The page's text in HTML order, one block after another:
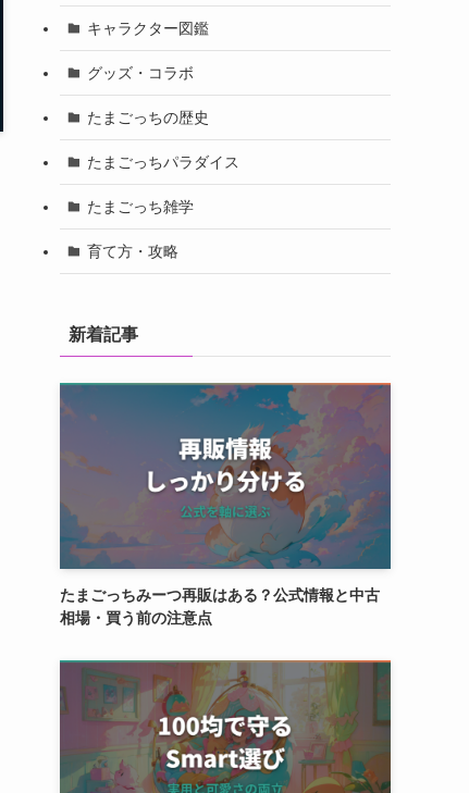
キャラクター図鑑
グッズ・コラボ
たまごっちの歴史
たまごっちパラダイス
たまごっち雑学
育て方・攻略
新着記事
たまごっちみーつ再販はある？公式情報と中古
相場・買う前の注意点